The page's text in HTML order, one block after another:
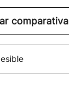
comparativa